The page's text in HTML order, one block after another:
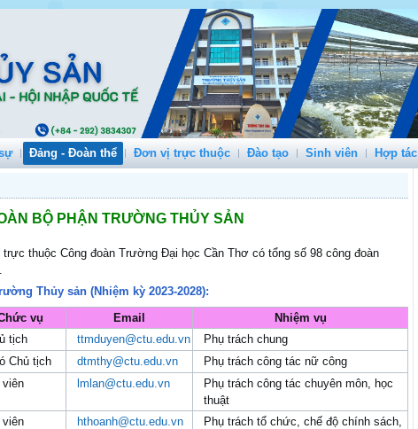
Đảng - Đoàn thể Đơn vị trực thuộc Đào tạo Sinh viên Hợp tác
BỘ PHẬN TRƯỜNG THỦY SẢN
trực thuộc Công đoàn Trường Đại học Cần Thơ có tổng số 98 công đoàn
Thủy sản (Nhiệm kỳ 2023-2028):
vụ Email
Nhiệm vụ
tịch ttmduyen@ctu.edu.vn
Phụ trách chung
Chủ tịch dtmthy@ctu.edu.vn
Phụ trách công tác nữ công
viên lmlan@ctu.edu.vn
Phụ trách công tác chuyên môn, học
thuật
viên hthoanh@ctu.edu.vn
Phụ trách tổ chức, chế độ chính sách,